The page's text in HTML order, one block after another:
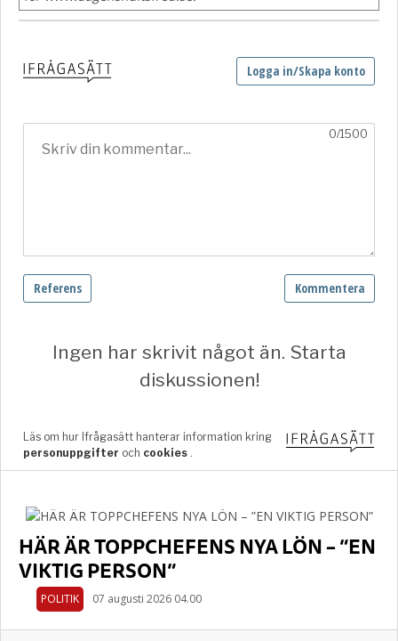
HÄR ÄR TOPPCHEFENS NYA LÖN – ”EN
VIKTIG PERSON”
POLITIK 07 augusti 2026 04.00